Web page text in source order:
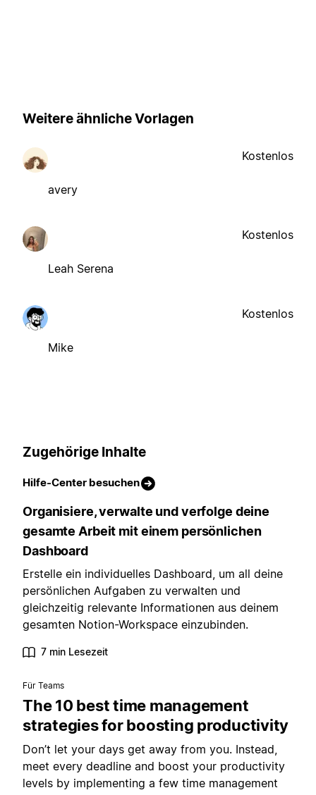
Weitere ähnliche Vorlagen
avery
Kostenlos
Leah Serena
Kostenlos
Mike
Kostenlos
Zugehörige Inhalte
Hilfe-Center besuchen
Organisiere, verwalte und verfolge deine
gesamte Arbeit mit einem persönlichen
Dashboard
Erstelle ein individuelles Dashboard, um all deine
persönlichen Aufgaben zu verwalten und
gleichzeitig relevante Informationen aus deinem
gesamten Notion-Workspace einzubinden.
7 min Lesezeit
Für Teams
The 10 best time management
strategies for boosting productivity
Don’t let your days get away from you. Instead,
meet every deadline and boost your productivity
levels by implementing a few time management